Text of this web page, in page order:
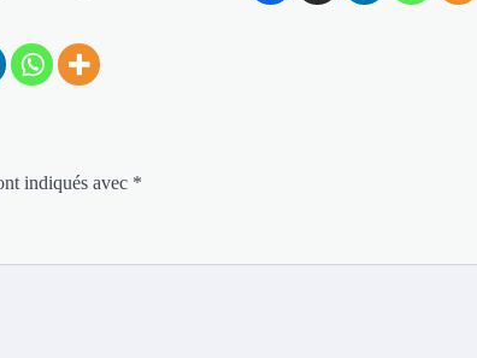
indiqués avec *